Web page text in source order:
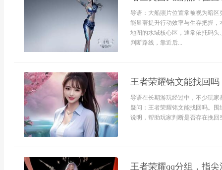
导语：大船照片位置常被视为暗
能显著提升行动效率与生存把握
地图的水域核心区，通常依托码
判断路线，靠近后...
王者荣耀铭文能找回吗
导语在长期游玩经过中，不少玩
疑问：王者荣耀铭文能找回吗。
说明，帮助玩家判断是否存在挽
王者荣耀qq分组，指